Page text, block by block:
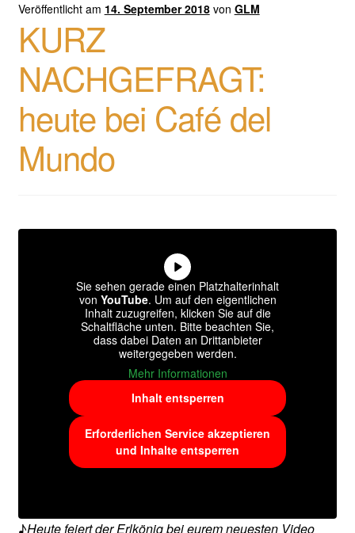
Veröffentlicht am 14. September 2018 von GLM
KURZ
NACHGEFRAGT:
heute bei Café del
Mundo
Sie sehen gerade einen Platzhalterinhalt
von YouTube. Um auf den eigentlichen
Inhalt zuzugreifen, klicken Sie auf die
Schaltfläche unten. Bitte beachten Sie,
dass dabei Daten an Drittanbieter
weitergegeben werden.
Mehr Informationen
Inhalt entsperren
Erforderlichen Service akzeptieren
und Inhalte entsperren
♪Heute feiert der Erlkönig bei eurem neuesten Video